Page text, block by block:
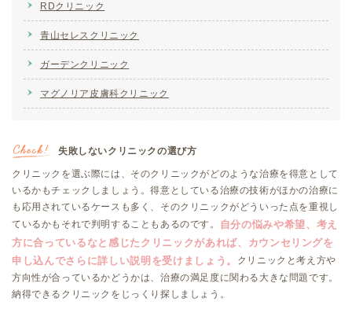
RDクリニック
青山セレスクリニック
ガーデンクリニック
マグノリア皮膚科クリニック
失敗しないクリニックの選び方
クリニックを選ぶ際には、そのクリニックがどのような治療を得意として
いるかもチェックしましょう。得意としている治療の技術がほかの治療に
も応用されているケースも多く、そのクリニックがどういった点を重視し
ているかもそれで判明することもあるのです。
自分の悩みや希望、考え
方に合っているなと感じたクリニックがあれば、カウンセリングを
申し込んでさらに詳しい説明を受けましょう。
クリニックと考え方や
方向性が合っているかどうかは、治療の満足度に関わる大きな問題です。
納得できるクリニックをじっくり探しましょう。